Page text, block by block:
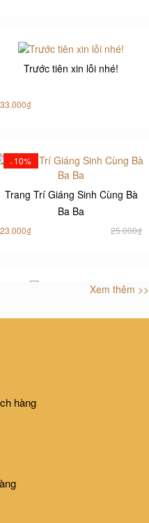
Trước tiên xin lỗi nhé!
33.000₫
-10%
Trang Trí Giáng Sinh Cùng Bà
Ba Ba
23.000₫ 25.000₫
Xem thêm >>
hàng